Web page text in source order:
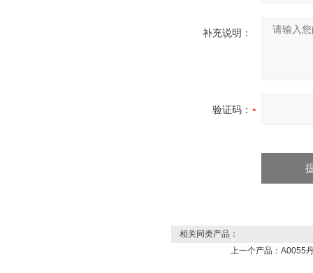
补充说明：
验证码：
相关同类产品：
上一个产品： A0055